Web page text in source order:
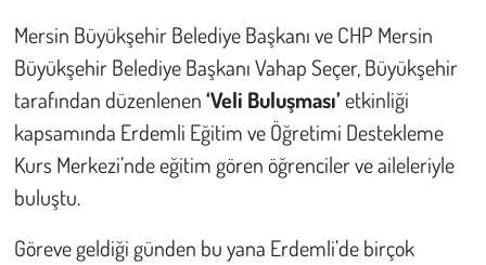
Mersin Büyükşehir Belediye Başkanı ve CHP Mersin
Büyükşehir Belediye Başkanı Vahap Seçer, Büyükşehir
tarafından düzenlenen‘Veli Buluşması’etkinliği
kapsamında Erdemli Eğitim ve Öğretimi Destekleme
Kurs Merkezi’nde eğitim gören öğrenciler ve aileleriyle
buluştu.
Göreve geldiği günden bu yana Erdemli’de birçok
Hayvan Hakları
Çevre
Galeri
Günün İçinden
Vefat İlanları